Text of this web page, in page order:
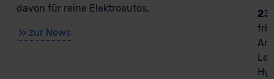
davon für reine Elektroautos.
zur News